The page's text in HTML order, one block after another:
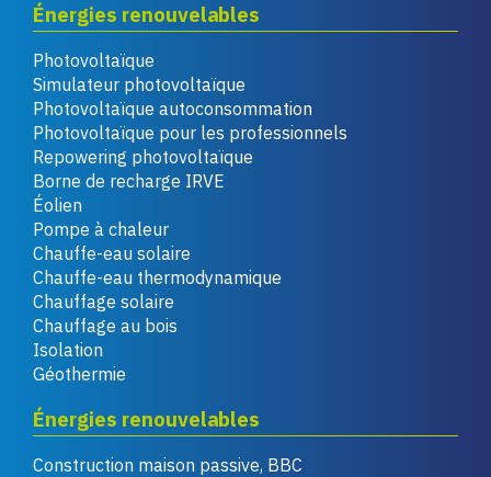
Énergies renouvelables
Photovoltaïque
Simulateur photovoltaïque
Photovoltaïque autoconsommation
Photovoltaïque pour les professionnels
Repowering photovoltaïque
Borne de recharge IRVE
Éolien
Pompe à chaleur
Chauffe-eau solaire
Chauffe-eau thermodynamique
Chauffage solaire
Chauffage au bois
Isolation
Géothermie
Énergies renouvelables
Construction maison passive, BBC